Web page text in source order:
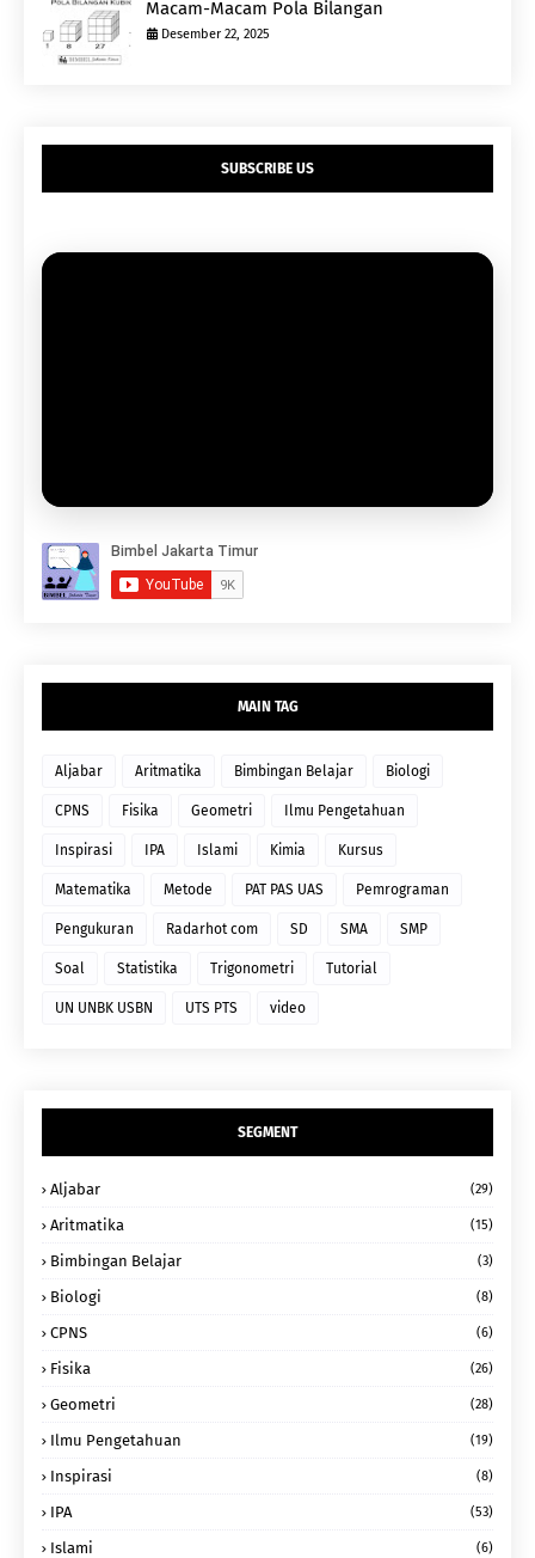
Macam-Macam Pola Bilangan
Desember 22, 2025
SUBSCRIBE US
MAIN TAG
Aljabar Aritmatika Bimbingan Belajar Biologi
CPNS Fisika Geometri Ilmu Pengetahuan
Inspirasi IPA Islami Kimia Kursus
Matematika Metode PAT PAS UAS Pemrograman
Pengukuran Radarhot com SD SMA SMP
Soal Statistika Trigonometri Tutorial
UN UNBK USBN UTS PTS video
SEGMENT
Aljabar (29)
Aritmatika (15)
Bimbingan Belajar (3)
Biologi (8)
CPNS (6)
Fisika (26)
Geometri (28)
Ilmu Pengetahuan (19)
Inspirasi (8)
IPA (53)
Islami (6)